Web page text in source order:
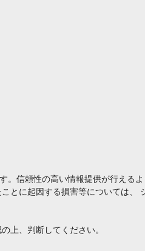
。信頼性の高い情報提供が行える
とに起因する損害等については、
上、判断してください。